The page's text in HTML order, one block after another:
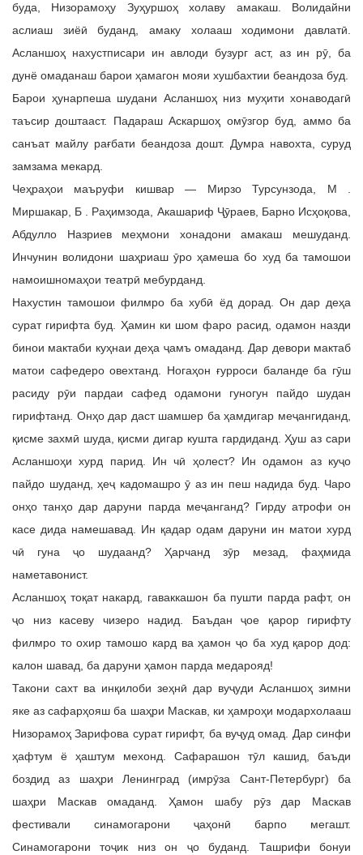
буда, Низорамоҳу Зуҳуршоҳ холаву амакаш. Волидайни
аслиаш зиёӣ буданд, амаку холааш ходимони давлатӣ.
Асланшоҳ нахустписари ин авлоди бузург аст, аз ин рӯ, ба
дунё омаданаш барои ҳамагон мояи хушбахтии беандоза буд.
Барои ҳунарпеша шудани Асланшоҳ низ муҳити хонаводагӣ
таъсир доштааст. Падараш Аскаршоҳ омӯзгор буд, аммо ба
санъат майлу рағбати беандоза дошт. Думра навохта, суруд
замзама мекард.
Чеҳраҳои маъруфи кишвар — Мирзо Турсунзода, М .
Миршакар, Б . Раҳимзода, Акашариф Ҷӯраев, Барно Исҳоқова,
Абдулло Назриев меҳмони хонадони амакаш мешуданд.
Инчунин волидони шаҳриаш ӯро ҳамеша бо худ ба тамошои
намоишномаҳои театрӣ мебурданд.
Нахустин тамошои филмро ба хубӣ ёд дорад. Он дар деҳа
сурат гирифта буд. Ҳамин ки шом фаро расид, одамон назди
бинои мактаби куҳнаи деҳа ҷамъ омаданд. Дар девори мактаб
матои сафедеро овехтанд. Ногаҳон ғурроси баланде ба гӯш
расиду рӯи пардаи сафед одамони гуногун пайдо шудан
гирифтанд. Онҳо дар даст шамшер ба ҳамдигар меҷангиданд,
қисме захмӣ шуда, қисми дигар кушта гардиданд. Ҳуш аз сари
Асланшоҳи хурд парид. Ин чӣ ҳолест? Ин одамон аз куҷо
пайдо шуданд, ҳеҷ кадомашро ӯ аз ин пеш надида буд. Чаро
онҳо танҳо дар даруни парда меҷанганд? Гирду атрофи он
касе дида намешавад. Ин қадар одам даруни ин матои хурд
чӣ гуна ҷо шудаанд? Ҳарчанд зӯр мезад, фаҳмида
наметавонист.
Асланшоҳ тоқат накард, гаваккашон ба пушти парда рафт, он
ҷо низ касеву чизеро надид. Баъдан ҷое қарор гирифту
филмро то охир тамошо кард ва ҳамон ҷо ба худ қарор дод:
калон шавад, ба даруни ҳамон парда медарояд!
Такони сахт ва инқилоби зеҳнӣ дар вуҷуди Асланшоҳ зимни
яке аз сафарҳояш ба шаҳри Маскав, ки ҳамроҳи модархолааш
Низорамоҳ Зарифова сурат гирифт, ба вуҷуд омад. Дар синфи
ҳафтум ё ҳаштум мехонд. Сафарашон тӯл кашид, баъди
боздид аз шаҳри Ленинград (имрӯза Сант-Петербург) ба
шаҳри Маскав омаданд. Ҳамон шабу рӯз дар Маскав
фестивали синамогарони ҷаҳонӣ барпо мегашт.
Синамогарони тоҷик низ он ҷо буданд. Ташрифи бонуи